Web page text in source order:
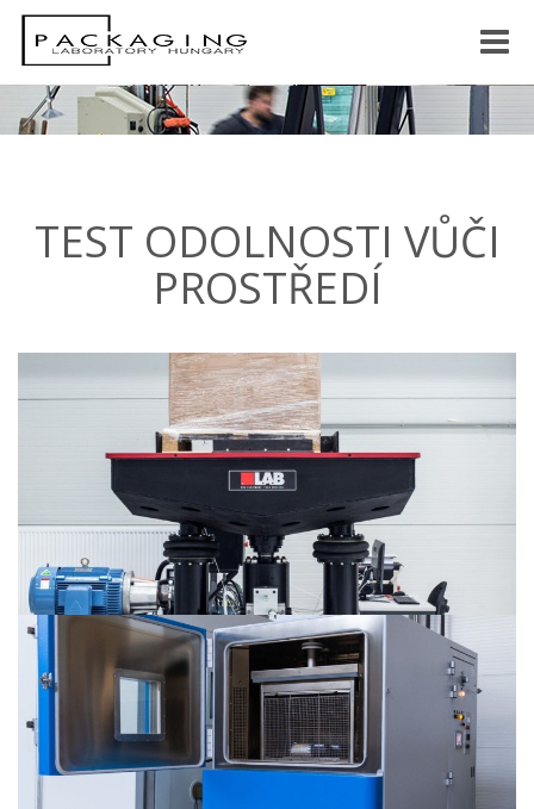
Toggle
TEST ODOLNOSTI VŮČI
PROSTŘEDÍ